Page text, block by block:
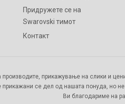
Придружете се на
Swarovski тимот
Контакт
прикажување на слики и
прикажани се дел од нашата понуда, но
Ви благодариме на